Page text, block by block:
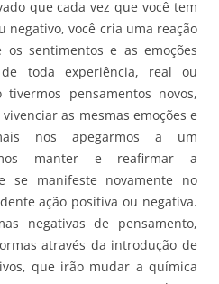
que cada vez que você tem
negativo, você cria uma reação
sentimentos e as emoções
toda experiência, real ou
pensamentos novos,
as mesmas emoções e
nos apegarmos a um
manter e reafirmar a
se manifeste novamente no
ação positiva ou negativa.
negativas de pensamento,
através da introdução de
que irão mudar a química